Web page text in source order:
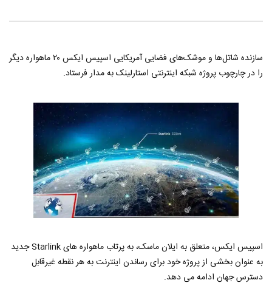
سازنده شاتل‌ها و موشک‌های فضایی آمریکایی اسپیس ایکس ۲۰ ماهواره دیگر
را در چارچوب پروژه شبکه اینترنتی استارلینک به مدار فرستاد.
اسپیس ایکس، متعلق به ایلان ماسک، به پرتاب ماهواره های Starlink جدید
به عنوان بخشی از پروژه خود برای رساندن اینترنت به هر نقطه غیرقابل
دسترس جهان ادامه می دهد.